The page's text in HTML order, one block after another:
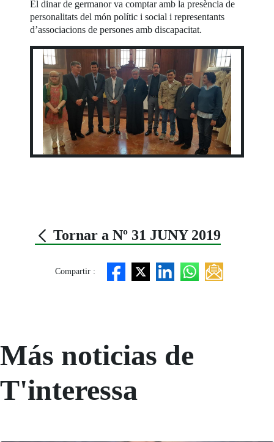
El dinar de germanor va comptar amb la presència de
personalitats del món polític i social i representants
d’associacions de persones amb discapacitat.
Tornar a Nº 31 JUNY 2019
Compartir :
Más noticias de
T'interessa